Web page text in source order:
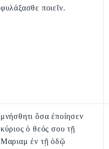
φυλάξασθε ποιεῖν.
μνήσθητι ὅσα ἐποίησεν
κύριος ὁ θεός σου τῇ
Μαριαμ ἐν τῇ ὁδῷ